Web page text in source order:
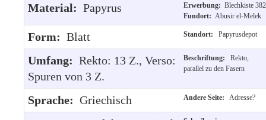
Material: Papyrus Erwerbung: Blechkiste
Fundort: Abusir el-Melek
Form: Blatt Standort: Papyrusdepot
Umfang: Rekto: 13 Z., Verso:
Spuren von 3 Z.
Beschriftung:
Rekto,
parallel zu den Fasern
Sprache: Griechisch Andere Seite: Adresse?